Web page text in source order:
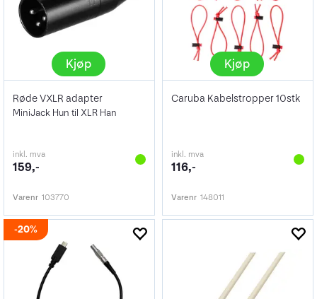
Kjøp
Røde VXLR adapter
MiniJack Hun til XLR Han
inkl. mva
159,-
Varenr 103770
Kjøp
Caruba Kabelstropper 10stk
inkl. mva
116,-
Varenr 148011
20%